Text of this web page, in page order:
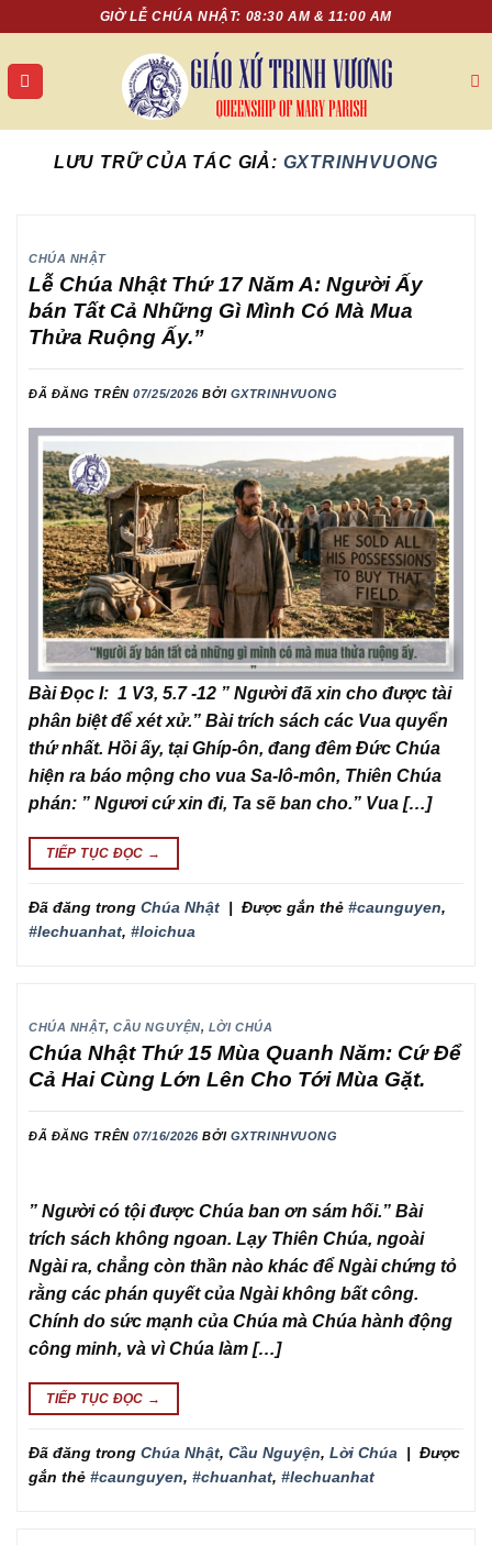
nội
dung
GIỜ LỄ CHÚA NHẬT: 08:30 AM & 11:00 AM
LƯU TRỮ CỦA TÁC GIẢ: GXTRINHVUONG
CHÚA NHẬT
Lễ Chúa Nhật Thứ 17 Năm A: Người Ấy
bán Tất Cả Những Gì Mình Có Mà Mua
Thửa Ruộng Ấy.”
ĐÃ ĐĂNG TRÊN07/25/2026 BỞI GXTRINHVUONG
Bài Đọc I: 1 V3, 5.7 -12 ” Người đã xin cho được tài
phân biệt để xét xử.” Bài trích sách các Vua quyển
thứ nhất. Hồi ấy, tại Ghíp-ôn, đang đêm Đức Chúa
hiện ra báo mộng cho vua Sa-lô-môn, Thiên Chúa
phán: ” Ngươi cứ xin đi, Ta sẽ ban cho.” Vua […]
TIẾP TỤC ĐỌC →
Đã đăng trong Chúa Nhật | Được gắn thẻ #caunguyen,
#lechuanhat, #loichua
CHÚA NHẬT,CẦU NGUYỆN, LỜI CHÚA
Chúa Nhật Thứ 15 Mùa Quanh Năm: Cứ Để
Cả Hai Cùng Lớn Lên Cho Tới Mùa Gặt.
ĐÃ ĐĂNG TRÊN07/16/2026 BỞI GXTRINHVUONG
” Người có tội được Chúa ban ơn sám hối.” Bài
trích sách không ngoan. Lạy Thiên Chúa, ngoài
Ngài ra, chẳng còn thần nào khác để Ngài chứng tỏ
rằng các phán quyết của Ngài không bất công.
Chính do sức mạnh của Chúa mà Chúa hành động
công minh, và vì Chúa làm […]
TIẾP TỤC ĐỌC →
Đã đăng trong Chúa Nhật, Cầu Nguyện, Lời Chúa | Được
gắn thẻ #caunguyen, #chuanhat, #lechuanhat